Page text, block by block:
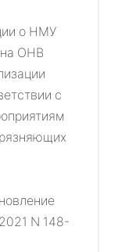
о НМУ
ОНВ
с
N 148-